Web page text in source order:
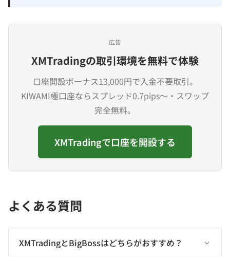
広告
XMTradingの取引環境を無料で体験
口座開設ボーナス13,000円で入金不要取引。
KIWAMI極口座ならスプレッド0.7pips〜・スワップ
完全無料。
XMTradingで口座を開設する
よくある質問
XMTradingとBigBossはどちらがおすすめ？